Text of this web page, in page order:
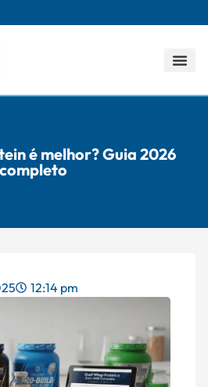
é melhor? Guia 2026
completo
12:14 pm